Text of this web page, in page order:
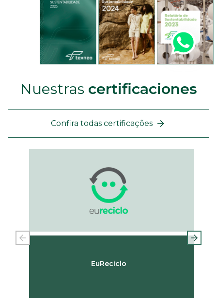
Nuestras certificaciones
Confira todas certificações
EuReciclo